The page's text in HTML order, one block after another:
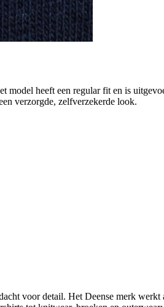
heeft een regular fit en is
verzorgde, zelfverzekerde look.
voor detail. Het Deense merk